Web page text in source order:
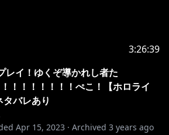
3:26:39
レイ！ゆくぞ導かれし者た
！！！！！！！ぺこ！【ホロライ
バレあり
Apr 15, 2023 · Archived 3 years ago